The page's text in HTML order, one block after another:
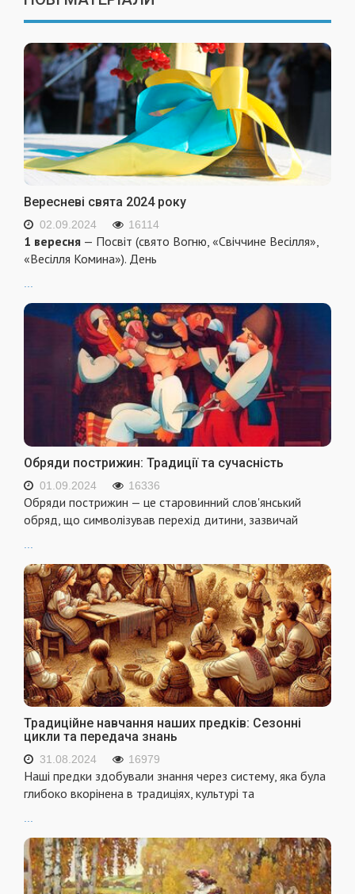
Вересневі свята 2024 року
02.09.2024 16114
1 вересня — Посвіт (свято Вогню, «Свіччине Весілля»,
«Весілля Комина»). День
...
Обряди пострижин: Традиції та сучасність
01.09.2024 16336
Обряди пострижин — це старовинний слов'янський
обряд, що символізував перехід дитини, зазвичай
Традиційне навчання наших предків: Сезонні
цикли та передача знань
31.08.2024 16979
Наші предки здобували знання через систему, яка була
глибоко вкорінена в традиціях, культурі та